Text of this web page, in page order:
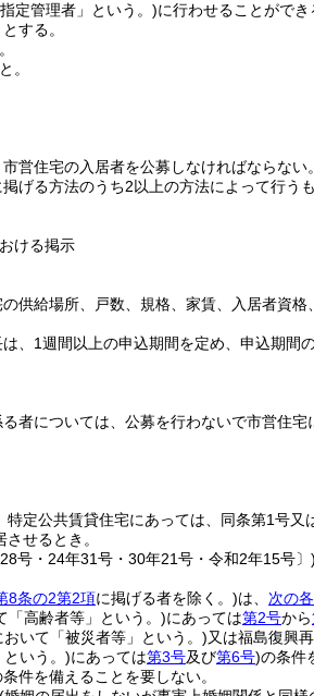
定管理者」という。)に行わせることができ
する。
。
営住宅の入居者を公募しなければならない。
掲げる方法のうち2以上の方法によって行うも
ける掲示
供給場所、戸数、規格、家賃、入居者資
、1週間以上の申込期間を定め、申込期間
者については、公募を行わないで市営住宅
特定公共賃貸住宅にあっては、同条第1号又
せるとき。
号・24年31号・30年21号・令和2年15号〕)
8条の2第2項に掲げる者を除く。)は、 次の
「高齢者等」という。)にあっては第2号から
おいて「被災者等」という。)又は福島復興
という。)にあっては第3号及び第6号)の条件
件を備えることを要しない。